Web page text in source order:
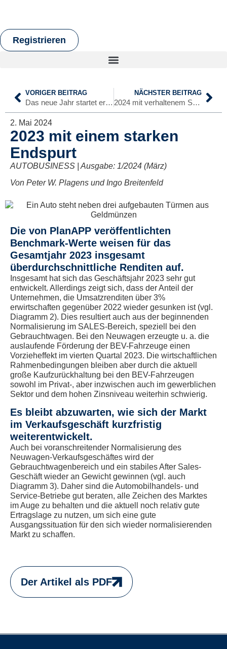
Registrieren
VORIGER BEITRAG
Das neue Jahr startet erfolgreich
NÄCHSTER BEITRAG
2024 mit verhaltenem Start
2. Mai 2024
2023 mit einem starken
Endspurt
AUTOBUSINESS | Ausgabe: 1/2024 (März)
Von Peter W. Plagens und Ingo Breitenfeld
Die von PlanAPP veröffentlichten
Benchmark-Werte weisen für das
Gesamtjahr 2023 insgesamt
überdurchschnittliche Renditen auf.
Insgesamt hat sich das Geschäftsjahr 2023 sehr gut
entwickelt. Allerdings zeigt sich, dass der Anteil der
Unternehmen, die Umsatzrenditen über 3%
erwirtschaften gegenüber 2022 wieder gesunken ist (vgl.
Diagramm 2). Dies resultiert auch aus der beginnenden
Normalisierung im SALES-Bereich, speziell bei den
Gebrauchtwagen. Bei den Neuwagen erzeugte u. a. die
auslaufende Förderung der BEV-Fahrzeuge einen
Vorzieheffekt im vierten Quartal 2023. Die wirtschaftlichen
Rahmenbedingungen bleiben aber durch die aktuell
große Kaufzurückhaltung bei den BEV-Fahrzeugen
sowohl im Privat-, aber inzwischen auch im gewerblichen
Sektor und dem hohen Zinsniveau weiterhin schwierig.
Es bleibt abzuwarten, wie sich der Markt
im Verkaufsgeschäft kurzfristig
weiterentwickelt.
Auch bei voranschreitender Normalisierung des
Neuwagen-Verkaufsgeschäftes wird der
Gebrauchtwagenbereich und ein stabiles After Sales-
Geschäft wieder an Gewicht gewinnen (vgl. auch
Diagramm 3). Daher sind die Automobilhandels- und
Service-Betriebe gut beraten, alle Zeichen des Marktes
im Auge zu behalten und die aktuell noch relativ gute
Ertragslage zu nutzen, um sich eine gute
Ausgangssituation für den sich wieder normalisierenden
Markt zu schaffen.
Der Artikel als PDF